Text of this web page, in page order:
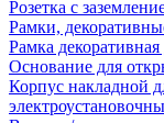
Розетка с
Рамки,
Рамка
Основание для
Корпус накладной